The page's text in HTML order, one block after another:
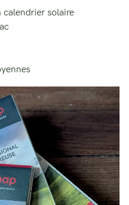
calendrier solaire